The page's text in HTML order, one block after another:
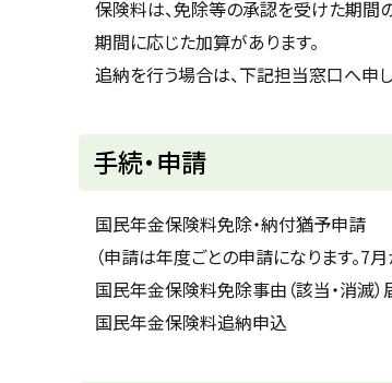
保険料は、免除等の承認を受けた期間
期間に応じた加算があります。
追納を行う場合は、下記担当窓口へ申し
ト
ッ
プ
に
戻
る
手続・申請
国民年金保険料免除・納付猶予申請
（申請は年度ごとの申請になります。7
国民年金保険料免除事由（該当・消滅）
国民年金保険料追納申込